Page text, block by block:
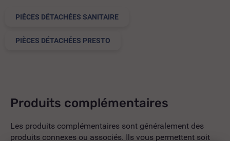
PIÈCES DÉTACHÉES SANITAIRE
PIÈCES DÉTACHÉES PRESTO
Produits complémentaires
Les produits complémentaires sont généralement des
produits connexes ou associés. Ils vous permettent soit